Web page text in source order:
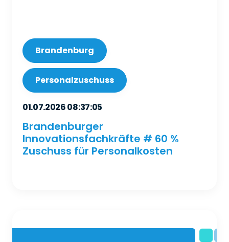
Brandenburg
Personalzuschuss
01.07.2026 08:37:05
Brandenburger
Innovationsfachkräfte # 60 %
Zuschuss für Personalkosten